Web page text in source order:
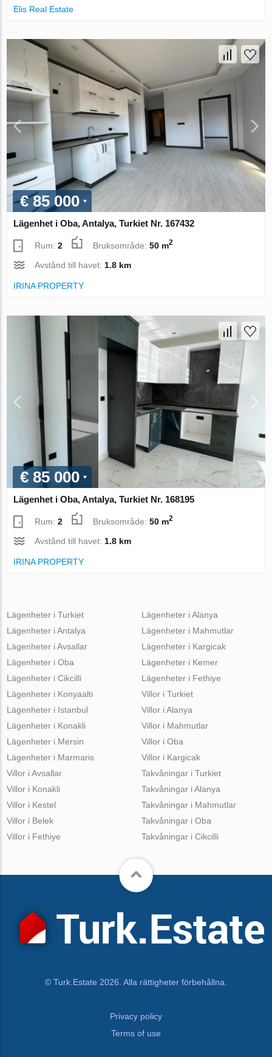
Elis Real Estate
€ 85 000
Lägenhet i Oba, Antalya, Turkiet Nr. 167432
Rum:2 Bruksområde:50 m2
Avstånd till havet: 1.8 km
IRINA PROPERTY
€ 85 000
Lägenhet i Oba, Antalya, Turkiet Nr. 168195
Rum:2 Bruksområde:50 m2
Avstånd till havet: 1.8 km
IRINA PROPERTY
Lägenheter i Turkiet
Lägenheter i Antalya
Lägenheter i Avsallar
Lägenheter i Oba
Lägenheter i Cikcilli
Lägenheter i Alanya
Lägenheter i Mahmutlar
Lägenheter i Kargicak
Lägenheter i Kemer
Lägenheter i Fethiye
Lägenheter i Konyaalti
Lägenheter i Istanbul
Lägenheter i Konakli
Lägenheter i Mersin
Lägenheter i Marmaris
Villor i Turkiet
Villor i Alanya
Villor i Mahmutlar
Villor i Oba
Villor i Kargicak
Villor i Avsallar
Villor i Konakli
Villor i Kestel
Villor i Belek
Villor i Fethiye
Takvåningar i Turkiet
Takvåningar i Alanya
Takvåningar i Mahmutlar
Takvåningar i Oba
Takvåningar i Cikcilli
© Turk.Estate 2026. Alla rättigheter förbehållna.
Privacy policy
Terms of use